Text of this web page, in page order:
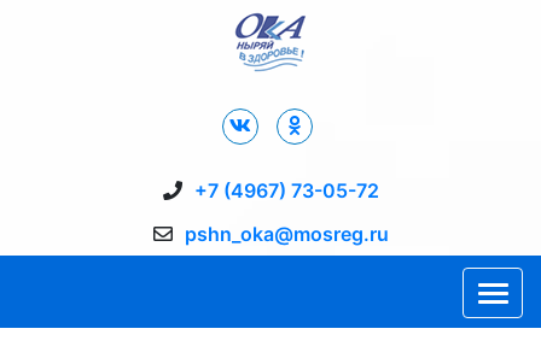
+7 (4967) 73-05-72
pshn_oka@mosreg.ru